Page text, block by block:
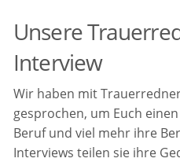
Unsere
Interview
Wir haben mit
gesprochen, um Euch
Beruf und viel mehr ihre
Interviews teilen sie ihre